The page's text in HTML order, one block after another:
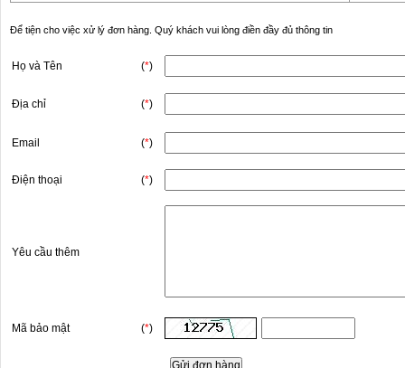
Để tiện cho việc xử lý đơn hàng. Quý khách vui lòng điền đầy đủ thông tin
Họ và Tên (*)
Địa chỉ (*)
Email (*)
Điện thoại (*)
Yêu cầu thêm
Mã bảo mật (*)